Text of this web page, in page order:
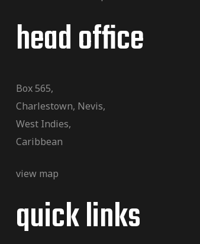
head office
Box 565,
Charlestown, Nevis,
West Indies,
Caribbean
view map
quick links